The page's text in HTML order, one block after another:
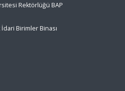
Rektörlüğü BAP
Birimler Binası